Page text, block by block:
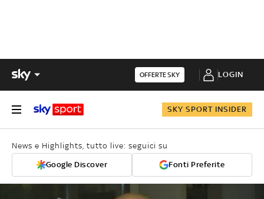
OFFERTE SKY LOGIN
SKY SPORT INSIDER
News e Highlights, tutto live: seguici su
Google Discover Fonti Preferite